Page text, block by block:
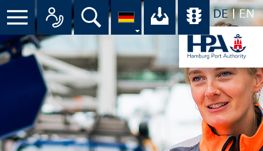
DE EN
Suche Ihr Download-